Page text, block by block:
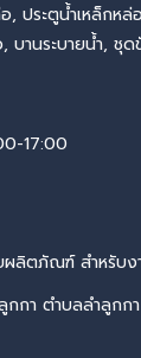
, ประตูน้ำเหล็กห
บานระบายน้ำ, ชุด
17:00
ผลิตภัณฑ์ สำหรับง
กา ตำบลลำลูกกา